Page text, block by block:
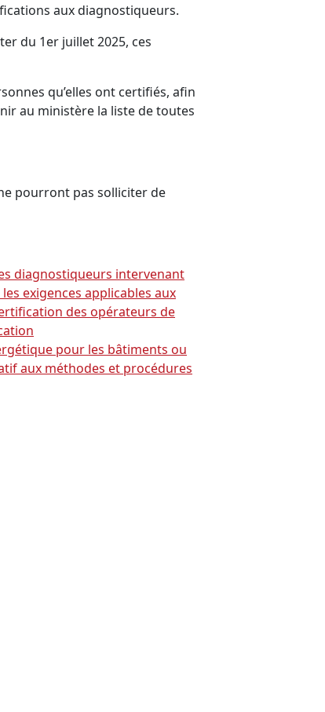
aux diagnostiqueurs.
du 1er juillet 2025, ces
qu’elles ont certifiés, afin
au ministère la liste de toutes
pourront pas solliciter de
diagnostiqueurs intervenant
exigences applicables aux
des opérateurs de
pour les bâtiments ou
aux méthodes et procédures